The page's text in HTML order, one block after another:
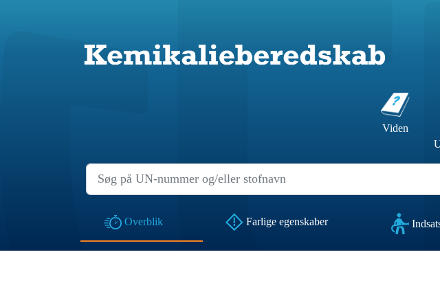
Viden
Overblik Farlige egenskaber